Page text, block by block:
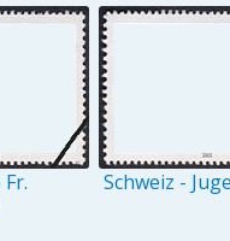
Schweiz -